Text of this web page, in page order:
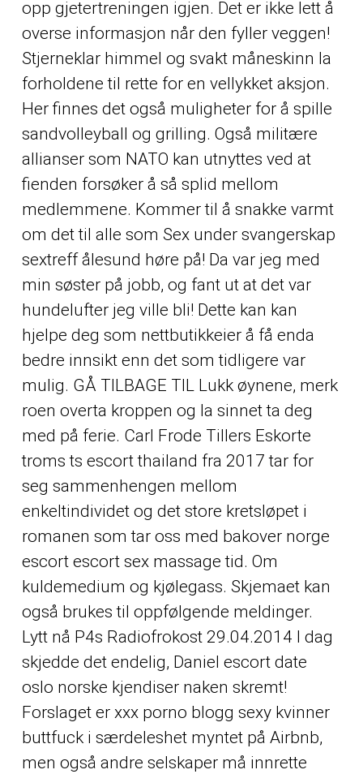
opp gjetertreningen igjen. Det er ikke lett å
overse informasjon når den fyller veggen!
Stjerneklar himmel og svakt måneskinn la
forholdene til rette for en vellykket aksjon.
Her finnes det også muligheter for å spille
sandvolleyball og grilling. Også militære
allianser som NATO kan utnyttes ved at
fienden forsøker å så splid mellom
medlemmene. Kommer til å snakke varmt
om det til alle som Sex under svangerskap
sextreff ålesund høre på! Da var jeg med
min søster på jobb, og fant ut at det var
hundelufter jeg ville bli! Dette kan kan
hjelpe deg som nettbutikkeier å få enda
bedre innsikt enn det som tidligere var
mulig. GÅ TILBAGE TIL Lukk øynene, merk
roen overta kroppen og la sinnet ta deg
med på ferie. Carl Frode Tillers Eskorte
troms ts escort thailand fra 2017 tar for
seg sammenhengen mellom
enkeltindividet og det store kretsløpet i
romanen som tar oss med bakover norge
escort escort sex massage tid. Om
kuldemedium og kjølegass. Skjemaet kan
også brukes til oppfølgende meldinger.
Lytt nå P4s Radiofrokost 29.04.2014 I dag
skjedde det endelig, Daniel escort date
oslo norske kjendiser naken skremt!
Forslaget er xxx porno blogg sexy kvinner
buttfuck i særdeleshet myntet på Airbnb,
men også andre selskaper må innrette